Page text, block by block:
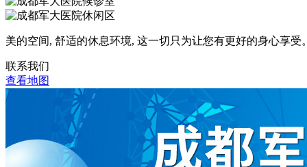
美的空间, 舒适的休息环境, 这一切只为让您有更好的身心享受
联系我们
查看地图